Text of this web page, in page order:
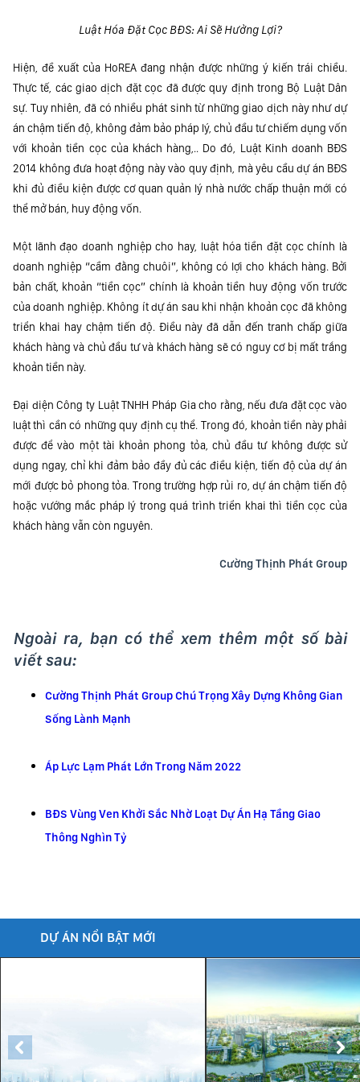
Luật Hóa Đặt Cọc BĐS: Ai Sẽ Hưởng Lợi?
Hiện, đề xuất của HoREA đang nhận được những ý kiến trái chiều.
Thực tế, các giao dịch đặt cọc đã được quy định trong Bộ Luật Dân
sự. Tuy nhiên, đã có nhiều phát sinh từ những giao dịch này như dự
án chậm tiến độ, không đảm bảo pháp lý, chủ đầu tư chiếm dụng vốn
với khoản tiền cọc của khách hàng,.. Do đó, Luật Kinh doanh BĐS
2014 không đưa hoạt động này vào quy định, mà yêu cầu dự án BĐS
khi đủ điều kiện được cơ quan quản lý nhà nước chấp thuận mới có
thể mở bán, huy động vốn.
Một lãnh đạo doanh nghiệp cho hay, luật hóa tiền đặt cọc chính là
doanh nghiệp “cầm đằng chuôi”, không có lợi cho khách hàng. Bởi
bản chất, khoản “tiền cọc” chính là khoản tiền huy động vốn trước
của doanh nghiệp. Không ít dự án sau khi nhận khoản cọc đã không
triển khai hay chậm tiến độ. Điều này đã dẫn đến tranh chấp giữa
khách hàng và chủ đầu tư và khách hàng sẽ có nguy cơ bị mất trắng
khoản tiền này.
Đại diện Công ty Luật TNHH Pháp Gia cho rằng, nếu đưa đặt cọc vào
luật thì cần có những quy định cụ thể. Trong đó, khoản tiền này phải
được để vào một tài khoản phong tỏa, chủ đầu tư không được sử
dụng ngay, chỉ khi đảm bảo đầy đủ các điều kiện, tiến độ của dự án
mới được bỏ phong tỏa. Trong trường hợp rủi ro, dự án chậm tiến độ
hoặc vướng mắc pháp lý trong quá trình triển khai thì tiền cọc của
khách hàng vẫn còn nguyên.
Cường Thịnh Phát Group
Ngoài ra, bạn có thể xem thêm một số bài
viết sau:
Cường Thịnh Phát Group Chú Trọng Xây Dựng Không Gian
Sống Lành Mạnh
Áp Lực Lạm Phát Lớn Trong Năm 2022
BĐS Vùng Ven Khởi Sắc Nhờ Loạt Dự Án Hạ Tầng Giao
Thông Nghìn Tỷ
DỰ ÁN NỔI BẬT MỚI